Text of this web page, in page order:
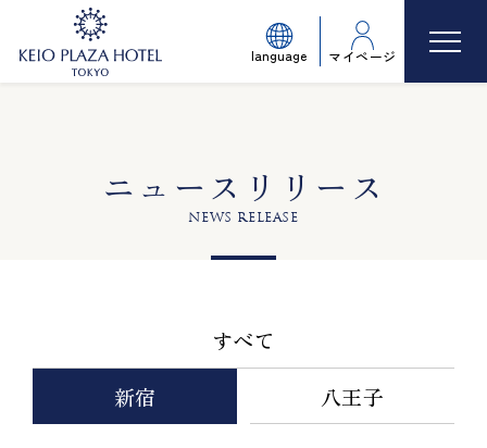
language マイページ
ニュースリリース
NEWS RELEASE
すべて
新宿
八王子